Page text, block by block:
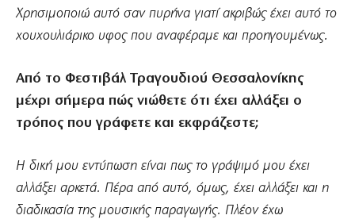
Χρησιμοποιώ αυτό σαν πυρήνα γιατί ακριβώς έχει αυτό το
χουχουλιάρικο υφος που αναφέραμε και προηγουμένως.
Από το Φεστιβάλ Τραγουδιού Θεσσαλονίκης
μέχρι σήμερα πώς νιώθετε ότι έχει αλλάξει ο
τρόπος που γράφετε και εκφράζεστε;
Η δική μου εντύπωση είναι πως το γράψιμό μου έχει
αλλάξει αρκετά. Πέρα από αυτό, όμως, έχει αλλάξει και η
διαδικασία της μουσικής παραγωγής. Πλέον έχω